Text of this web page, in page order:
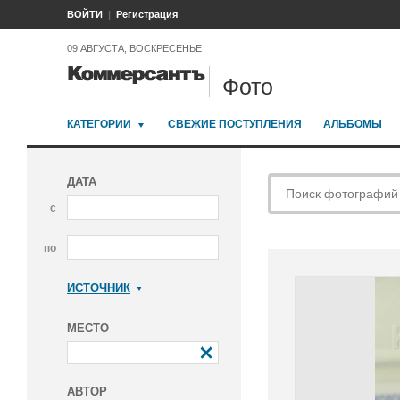
ВОЙТИ Регистрация
09 АВГУСТА, ВОСКРЕСЕНЬЕ
Фото
КАТЕГОРИИ СВЕЖИЕ ПОСТУПЛЕНИЯ АЛЬБОМЫ
ДАТА
с
по
ИСТОЧНИК
МЕСТО
АВТОР